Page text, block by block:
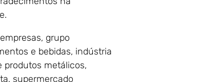
grupo
e bebidas, indústria
produtos metálicos,
supermercado